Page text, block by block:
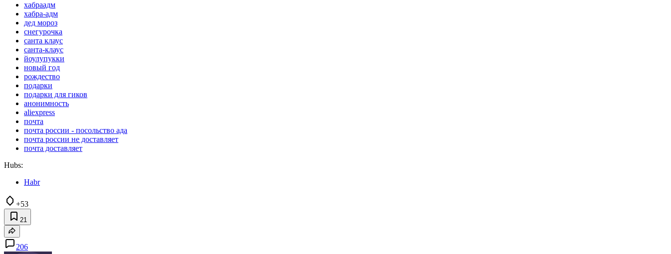
хабраадм
хабра-адм
дед мороз
снегурочка
санта клаус
санта-клаус
йоулупукки
новый год
рождество
подарки
подарки для гиков
анонимность
aliexpress
почта
почта россии - посольство ада
почта россии не доставляет
почта доставляет
Hubs:
Habr
+53
21
206